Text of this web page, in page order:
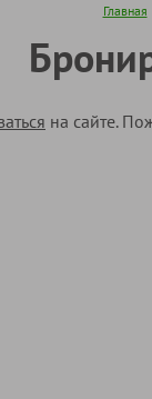
Главная
на сайте.